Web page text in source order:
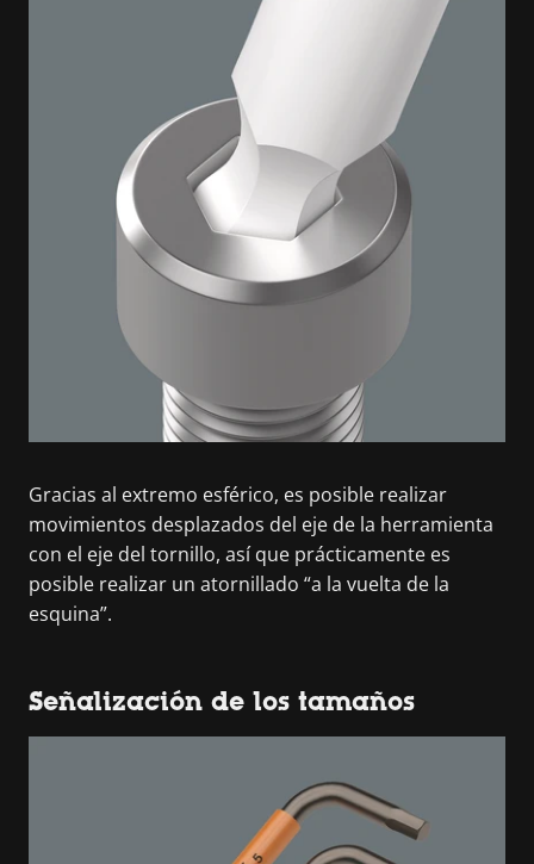
Gracias al extremo esférico, es posible realizar
movimientos desplazados del eje de la herramienta
con el eje del tornillo, así que prácticamente es
posible realizar un atornillado “a la vuelta de la
esquina”.
Señalización de los tamaños